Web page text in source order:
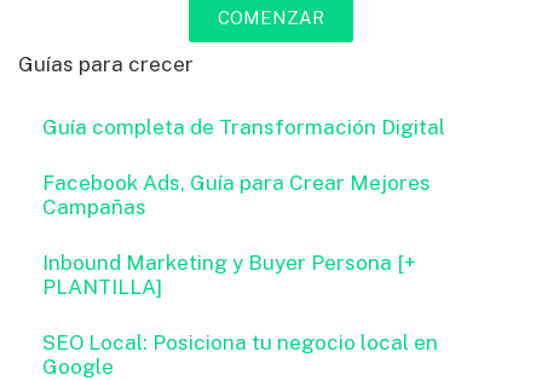
COMENZAR
Guías para crecer
Guía completa de Transformación Digital
Facebook Ads, Guía para Crear Mejores
Campañas
Inbound Marketing y Buyer Persona [+
PLANTILLA]
SEO Local: Posiciona tu negocio local en
Google